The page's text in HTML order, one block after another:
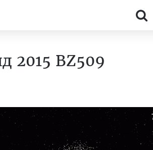
2015 BZ509